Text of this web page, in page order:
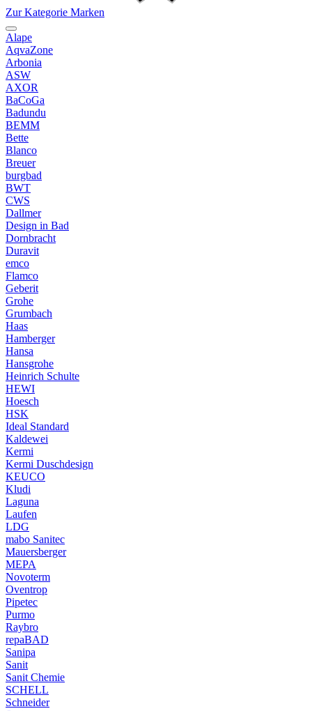
Zur Kategorie Marken
Alape
AqvaZone
Arbonia
ASW
AXOR
BaCoGa
Badundu
BEMM
Bette
Blanco
Breuer
burgbad
BWT
CWS
Dallmer
Design in Bad
Dornbracht
Duravit
emco
Flamco
Geberit
Grohe
Grumbach
Haas
Hamberger
Hansa
Hansgrohe
Heinrich Schulte
HEWI
Hoesch
HSK
Ideal Standard
Kaldewei
Kermi
Kermi Duschdesign
KEUCO
Kludi
Laguna
Laufen
LDG
mabo Sanitec
Mauersberger
MEPA
Novoterm
Oventrop
Pipetec
Purmo
Raybro
repaBAD
Sanipa
Sanit
Sanit Chemie
SCHELL
Schneider